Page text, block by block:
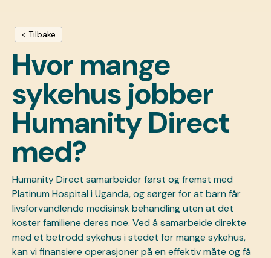
< Tilbake
Hvor mange
sykehus jobber
Humanity Direct
med?
Humanity Direct samarbeider først og fremst med
Platinum Hospital i Uganda, og sørger for at barn får
livsforvandlende medisinsk behandling uten at det
koster familiene deres noe. Ved å samarbeide direkte
med et betrodd sykehus i stedet for mange sykehus,
kan vi finansiere operasjoner på en effektiv måte og få